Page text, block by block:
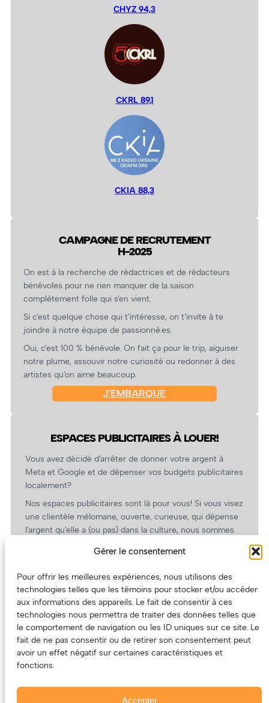
Gérer le consentement
Pour offrir les meilleures expériences, nous utilisons des
technologies telles que les témoins pour stocker et/ou accéder
aux informations des appareils. Le fait de consentir à ces
technologies nous permettra de traiter des données telles que
le comportement de navigation ou les ID uniques sur ce site. Le
fait de ne pas consentir ou de retirer son consentement peut
avoir un effet négatif sur certaines caractéristiques et
fonctions.
Accepter
CHYZ 94,3
CKRL 89,1
CKIA 88,3
CAMPAGNE DE RECRUTEMENT
H-2025
On est à la recherche de rédactrices et de rédacteurs
bénévoles pour ne rien manquer de la saison
complètement folle qui s’en vient.
Si c’est quelque chose qui t’intéresse, on t’invite à te
joindre à notre équipe de passionné.es.
Oui, c’est 100 % bénévole. On fait ça pour le trip, aiguiser
notre plume, assouvir notre curiosité ou redonner à des
artistes qu’on aime beaucoup.
J’EMBARQUE
ESPACES PUBLICITAIRES À LOUER!
Vous avez décidé d’arrêter de donner votre argent à
Meta et Google et de dépenser vos budgets publicitaires
localement?
Nos espaces publicitaires sont là pour vous! Si vous visez
une clientèle mélomane, ouverte, curieuse, qui dépense
l’argent qu’elle a (ou pas) dans la culture, nous sommes
revient.
(Oui, on va avoir des tarifs spéciaux pour vous, les
artistes!)